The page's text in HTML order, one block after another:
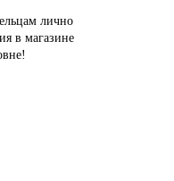
лично
в магазине